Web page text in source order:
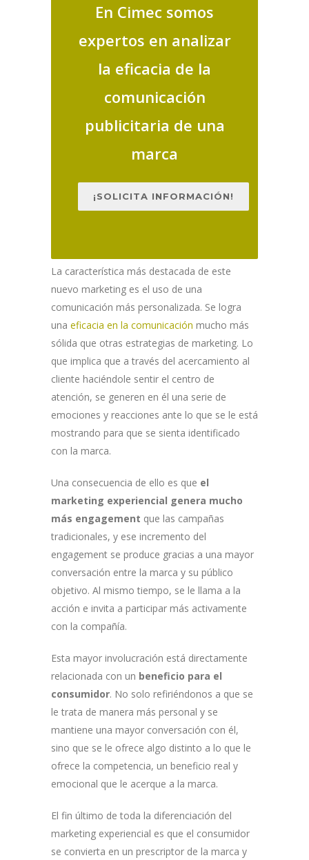
En Cimec somos
expertos en analizar
la eficacia de la
comunicación
publicitaria de una
marca
¡SOLICITA INFORMACIÓN!
La característica más destacada de este
nuevo marketing es el uso de una
comunicación más personalizada. Se logra
una eficacia en la comunicación mucho más
sólida que otras estrategias de marketing. Lo
que implica que a través del acercamiento al
cliente haciéndole sentir el centro de
atención, se generen en él una serie de
emociones y reacciones ante lo que se le está
mostrando para que se sienta identificado
con la marca.
Una consecuencia de ello es que el
marketing experiencial genera mucho
más engagement que las campañas
tradicionales, y ese incremento del
engagement se produce gracias a una mayor
conversación entre la marca y su público
objetivo. Al mismo tiempo, se le llama a la
acción e invita a participar más activamente
con la compañía.
Esta mayor involucración está directamente
relacionada con un beneficio para el
consumidor. No solo refiriéndonos a que se
le trata de manera más personal y se
mantiene una mayor conversación con él,
sino que se le ofrece algo distinto a lo que le
ofrece la competencia, un beneficio real y
emocional que le acerque a la marca.
El fin último de toda la diferenciación del
marketing experiencial es que el consumidor
se convierta en un prescriptor de la marca y